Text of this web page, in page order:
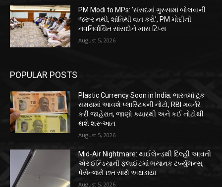
PM Modi to MPs: ‘સંસદમાં ગુસ્સામાં બોલવાની
જરૂર નથી, શાંતિથી વાત કરો’, PM મોદીની
નવનિર્વાચિત સાંસદોને ખાસ ટિપ્સ
August 5, 2026
POPULAR POSTS
Plastic Currency Soon in India: ભારતમાં ટૂંક
સમયમાં આવશે પ્લાસ્ટિકની નોટો, RBI ગવર્નરે
કરી જાહેરાત, જાણો ક્યારથી અને કઈ નોટોથી
થશે શરૂઆત
August 5, 2026
Mid-Air Nightmare: થાઈલેન્ડથી દિલ્હી આવતી
એર ઈન્ડિયાની ફ્લાઈટમાં ભયાનક ટર્બ્યુલન્સ,
પેસેન્જરો છત સાથે અથડાયા
August 5, 2026